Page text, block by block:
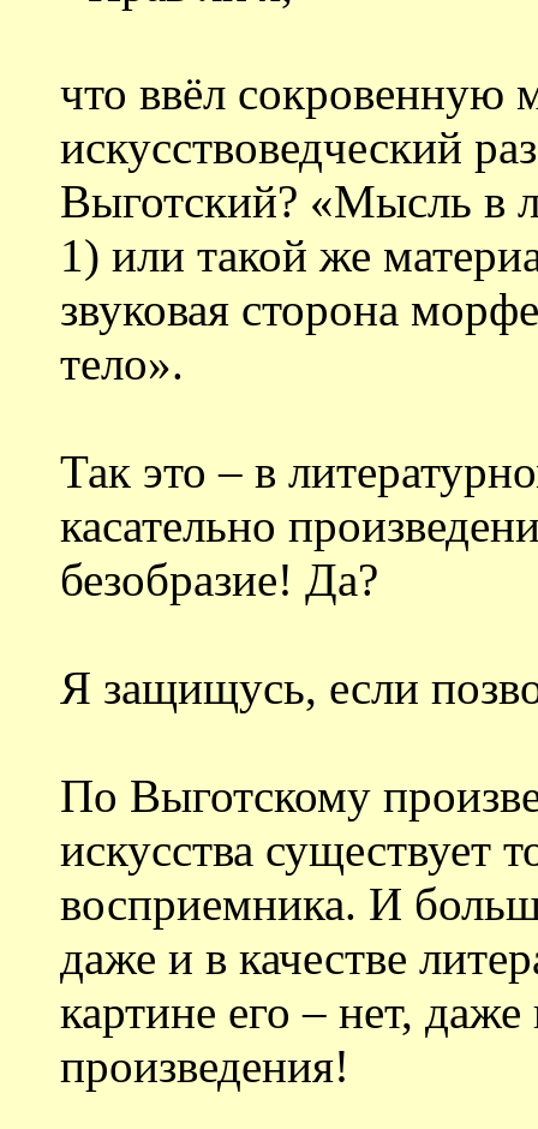
что ввёл сокровенную
искусствоведческий
Выготский? «Мысль в
1) или такой же
звуковая сторона
тело».
Так это – в
касательно
безобразие! Да?
Я защищусь, если
По Выготскому
искусства существует
восприемника. И
даже и в качестве
картине его – нет,
произведения!